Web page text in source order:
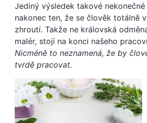
Jediný výsledek takové
nakonec ten, že se člověk totálně
zhroutí. Takže ne královská
malér, stojí na konci našeho
Nicméně to neznamená, že by
tvrdě pracovat.